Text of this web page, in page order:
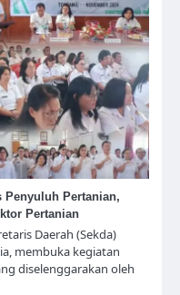
Penyuluh Pertanian,
Pertanian
Daerah (Sekda)
membuka kegiatan
diselenggarakan oleh